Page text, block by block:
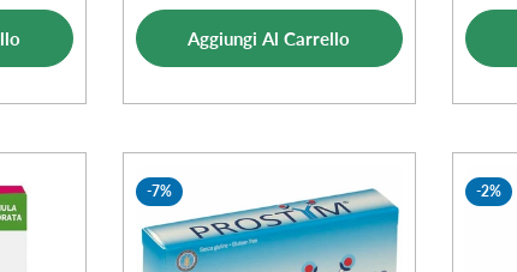
di
vendita
normale
Aggiungi Al Carrello
-7% -2%